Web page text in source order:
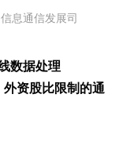
息通信发展司
数据处理
资股比限制的通